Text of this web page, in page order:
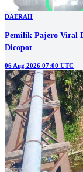
DAERAH
Pemilik Pajero Viral
Dicopot
06 Aug 2026 07:00 UTC